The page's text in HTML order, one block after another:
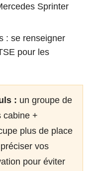
Sprinter
: se renseigner
pour les
: un groupe de
cabine +
plus de place
vos
pour éviter